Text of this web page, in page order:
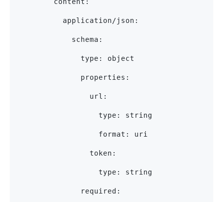
          application/json:
            schema:
              type: object
              properties:
                url:
                  type: string
                  format: uri
                token:
                  type: string
              required: